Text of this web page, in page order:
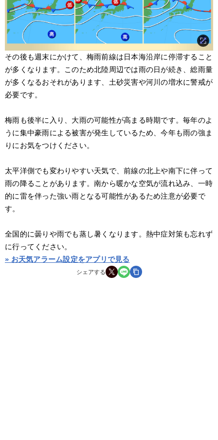
その後も週末にかけて、梅雨前線は日本海沿岸に停滞すること
が多くなります。このため北陸周辺では雨の日が続き、総雨量
が多くなるおそれがあります、土砂災害や河川の増水に警戒が
必要です。
梅雨も後半に入り、大雨の可能性が高まる時期です。毎年のよ
うに集中豪雨による被害が発生しているため、今年も雨の強ま
りにお気をつけください。
太平洋側でも変わりやすい天気で、前線の北上や南下に伴って
雨の降ることがあります。南から暖かな空気が流れ込み、一時
的に雷を伴った強い雨となる可能性があるため注意が必要で
す。
全国的に曇りや雨でも蒸し暑くなります。熱中症対策も忘れず
に行ってください。
» お天気アラーム設定をアプリで見る
シェアする